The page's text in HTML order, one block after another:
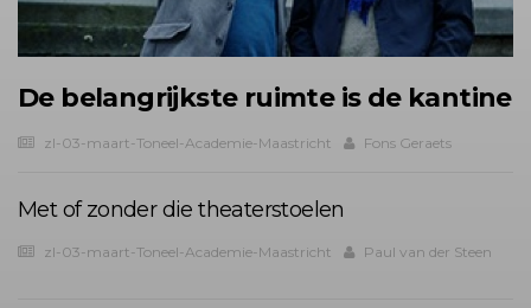
De belangrijkste ruimte is de kantine
zl-03-maart-Toneel-Academie-Maastricht Fons Geraets
Met of zonder die theaterstoelen
zl-03-maart-Toneel-Academie-Maastricht Paul van der Steen